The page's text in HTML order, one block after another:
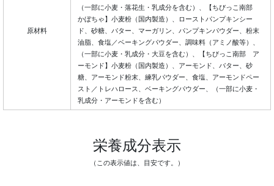
原材料
（一部に小麦・落花生・乳成分を含む）、【ちびっこ南部
かぼちゃ】小麦粉（国内製造）、ローストパンプキンシー
ド、砂糖、バター、マーガリン、パンプキンパウダー、粉末
油脂、食塩／ベーキングパウダー、調味料（アミノ酸等）、
（一部に小麦・乳成分・大豆を含む）、【ちびっこ南部 ア
ーモンド】小麦粉（国内製造）、アーモンド、バター、砂
糖、アーモンド粉末、練乳パウダー、食塩、アーモンドペー
スト／トレハロース、ベーキングパウダー、（一部に小麦・
乳成分・アーモンドを含む）
栄養成分表示
（この表示値は、目安です。）